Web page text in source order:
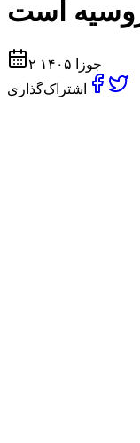
۲ جوزا ۱۴۰۵
اشتراک‌گذاری